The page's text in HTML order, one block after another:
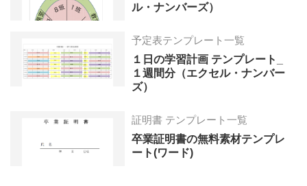
ル・ナンバーズ）
予定表テンプレート一覧
１日の学習計画 テンプレート_
１週間分（エクセル・ナンバー
ズ）
証明書 テンプレート一覧
卒業証明書の無料素材テンプレ
ート(ワード)